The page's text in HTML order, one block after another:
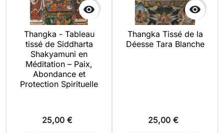

Thangka - Tableau
tissé de Siddharta
Shakyamuni en
Méditation – Paix,
Abondance et
Protection Spirituelle
25,00 €

Thangka Tissé de la
Déesse Tara Blanche
25,00 €